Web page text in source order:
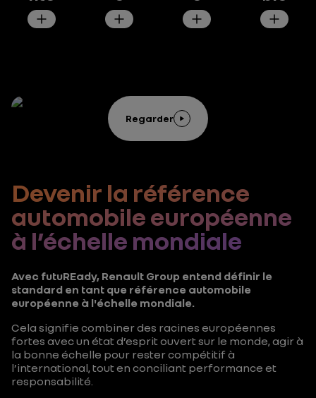
Regarder
Devenir la référence
automobile européenne
à l’échelle mondiale
Avec futuREady, Renault Group entend définir le
standard en tant que référence automobile
européenne à l'échelle mondiale.
Cela signifie combiner des racines européennes
fortes avec un état d’esprit ouvert sur le monde, agir à
la bonne échelle pour rester compétitif à
l’international, tout en conciliant performance et
responsabilité.